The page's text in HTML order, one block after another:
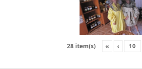
28 item(s) « ‹